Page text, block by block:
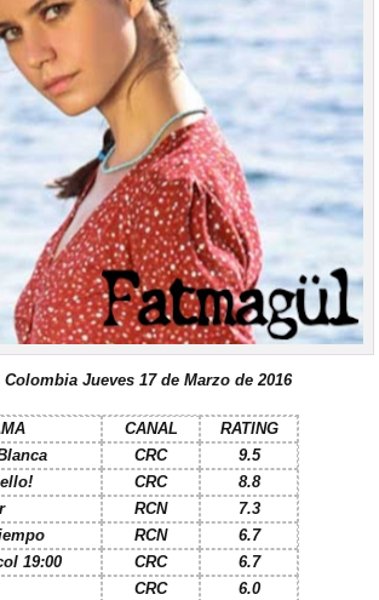
Colombia Jueves 17 de Marzo de 2016
CANAL
RATING
CRC
9.5
CRC
8.8
RCN
7.3
RCN
6.7
19:00 CRC
6.7
CRC
6.0